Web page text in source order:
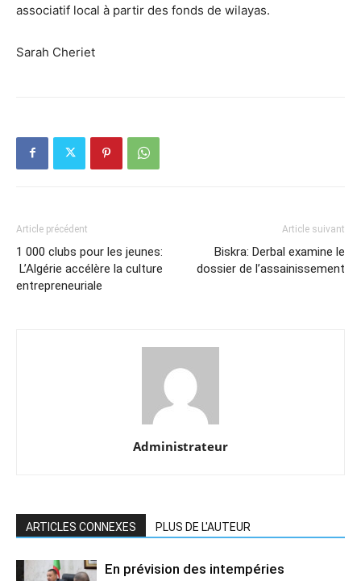
associatif local à partir des fonds de wilayas.
Sarah Cheriet
Article précédent
1 000 clubs pour les jeunes:
L’Algérie accélère la culture
entrepreneuriale
Article suivant
Biskra: Derbal examine le
dossier de l’assainissement
Administrateur
ARTICLES CONNEXES PLUS DE L'AUTEUR
En prévision des intempéries